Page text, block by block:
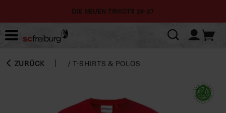
DIE NEUEN TRIKOTS 26-27
ZURÜCK /T-SHIRTS & POLOS